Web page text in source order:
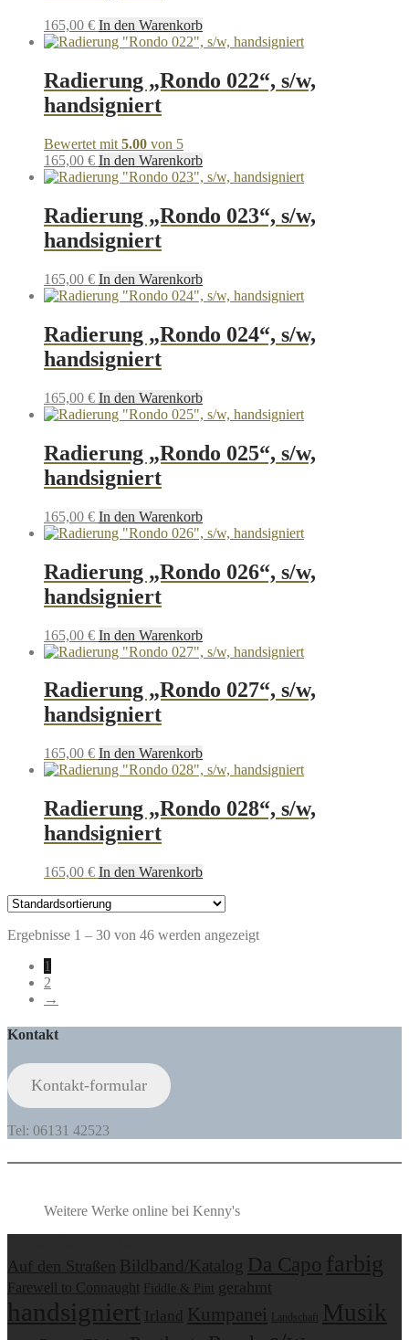
165,00 € In den Warenkorb
Radierung „Rondo 022“, s/w,
handsigniert
Bewertet mit 5.00 von 5
165,00 € In den Warenkorb
Radierung „Rondo 023“, s/w,
handsigniert
165,00 € In den Warenkorb
Radierung „Rondo 024“, s/w,
handsigniert
165,00 € In den Warenkorb
Radierung „Rondo 025“, s/w,
handsigniert
165,00 € In den Warenkorb
Radierung „Rondo 026“, s/w,
handsigniert
165,00 € In den Warenkorb
Radierung „Rondo 027“, s/w,
handsigniert
165,00 € In den Warenkorb
Radierung „Rondo 028“, s/w,
handsigniert
165,00 € In den Warenkorb
Ergebnisse 1 – 30 von 46 werden angezeigt
1
2
→
Kontakt
Kontakt-formular
Tel: 06131 42523
Weitere Werke online bei Kenny's
Auf den Straßen Bildband/Katalog Da Capo farbig
Farewell to Connaught Fiddle & Pint gerahmt
handsigniert Irland Kumpanei Landschaft Musik